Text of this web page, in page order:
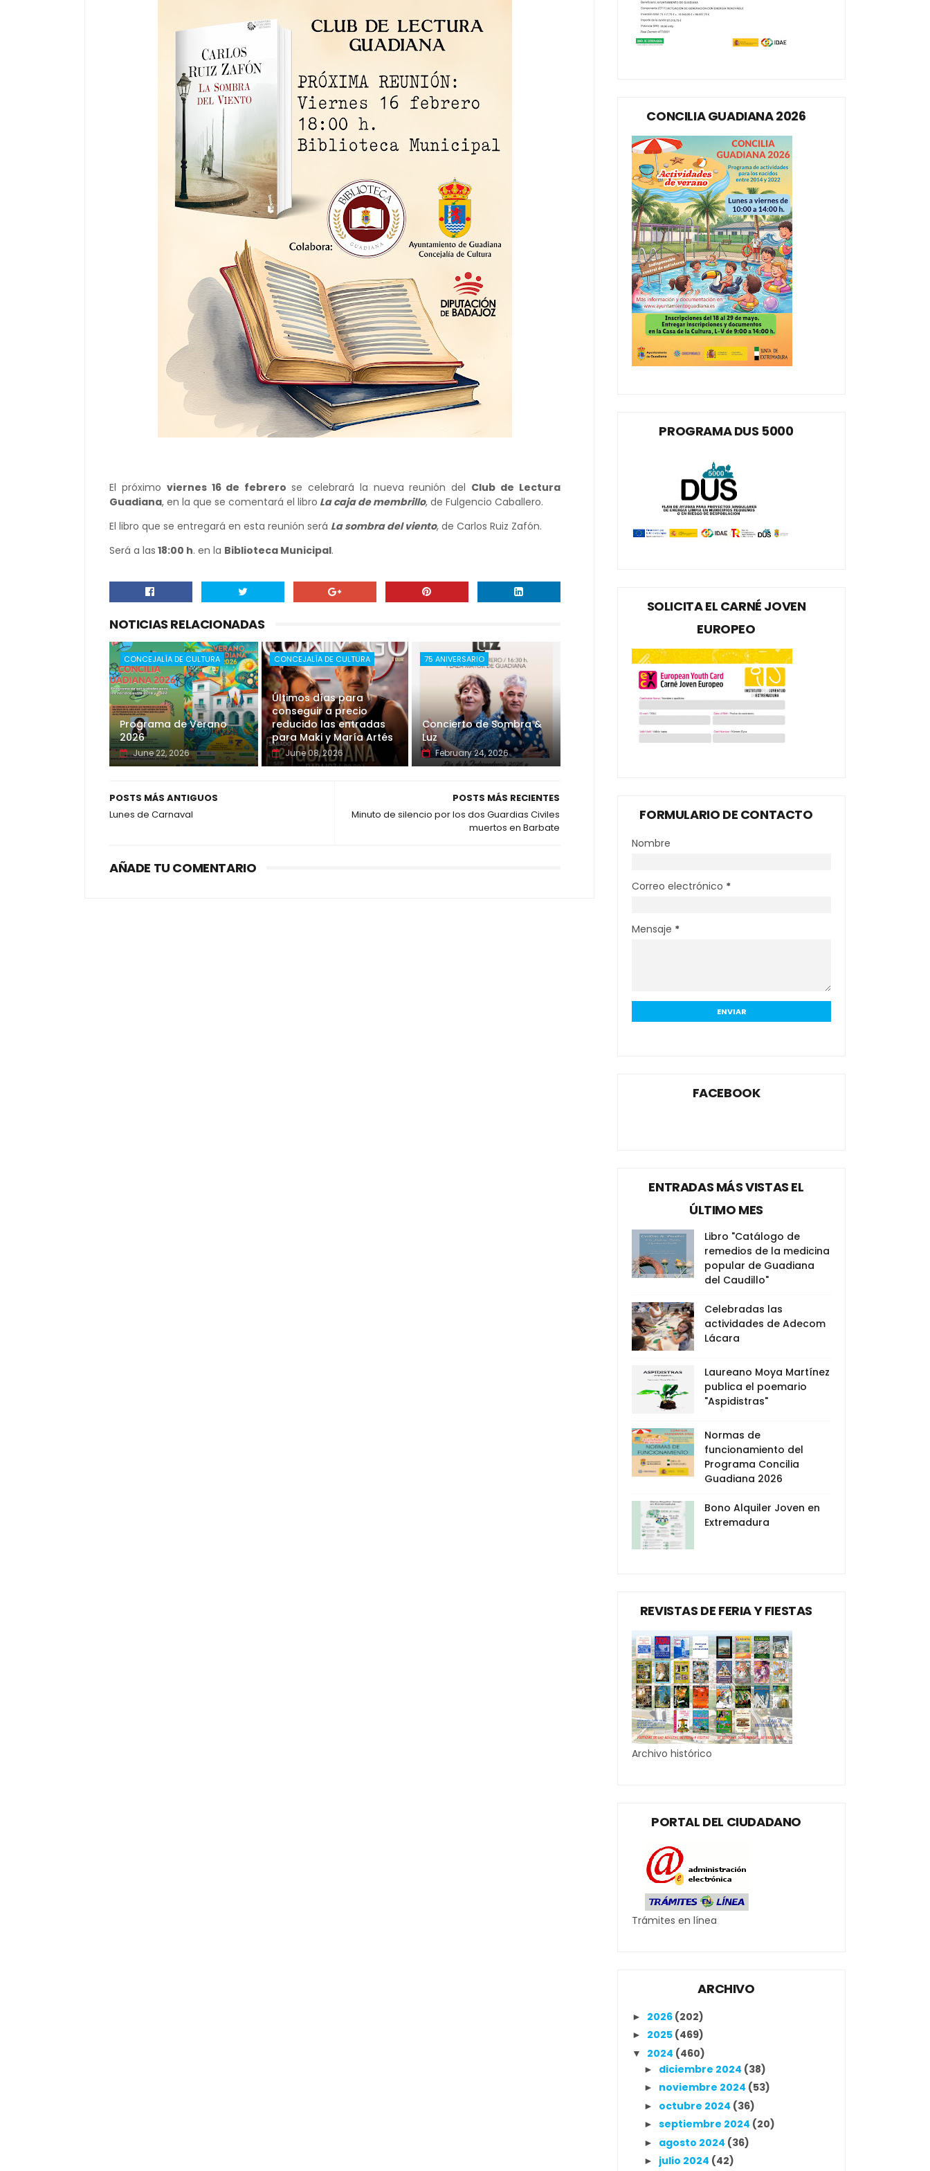
El próximo viernes 16 de febrerose celebrará la nueva reunión del Club de Lectura
Guadiana, en la que se comentará el libro La caja de membrillo, de Fulgencio Caballero.
El libro que se entregará en esta reunión será La sombra del viento, de Carlos Ruiz Zafón.
Será a las 18:00 h. en la Biblioteca Municipal.
NOTICIAS RELACIONADAS
CONCEJALÍA DE CULTURA
Programa de Verano
2026
June 22, 2026
CONCEJALÍA DE CULTURA
Últimos días para
conseguir a precio
reducido las entradas
para Maki y María Artés
June 08, 2026
75 ANIVERSARIO
Concierto de Sombra &
Luz
February 24, 2026
POSTS MÁS RECIENTES
Minuto de silencio por los dos Guardias Civiles
muertos en Barbate
POSTS MÁS ANTIGUOS
Lunes de Carnaval
AÑADE TU COMENTARIO
CONCILIA GUADIANA 2026
PROGRAMA DUS 5000
SOLICITA EL CARNÉ JOVEN
EUROPEO
FORMULARIO DE CONTACTO
Nombre
Correo electrónico *
Mensaje *
FACEBOOK
ENTRADAS MÁS VISTAS EL
ÚLTIMO MES
Libro "Catálogo de
remedios de la medicina
popular de Guadiana
del Caudillo"
Celebradas las
actividades de Adecom
Lácara
Laureano Moya Martínez
publica el poemario
"Aspidistras"
Normas de
funcionamiento del
Programa Concilia
Guadiana 2026
Bono Alquiler Joven en
Extremadura
REVISTAS DE FERIA Y FIESTAS
Archivo histórico
PORTAL DEL CIUDADANO
Trámites en línea
ARCHIVO
► 2026 (202)
► 2025 (469)
▼ 2024 (460)
► diciembre 2024 (38)
► noviembre 2024 (53)
► octubre 2024 (36)
► septiembre 2024 (20)
► agosto 2024 (36)
► julio 2024 (42)